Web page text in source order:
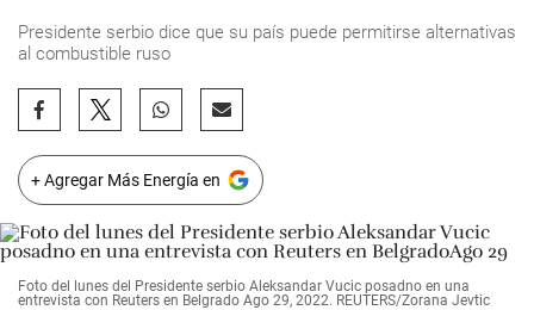
Presidente serbio dice que su país puede permitirse alternativas
al combustible ruso
+ Agregar Más Energía en
Foto del lunes del Presidente serbio Aleksandar Vucic posadno en una
entrevista con Reuters en Belgrado Ago 29, 2022. REUTERS/Zorana Jevtic